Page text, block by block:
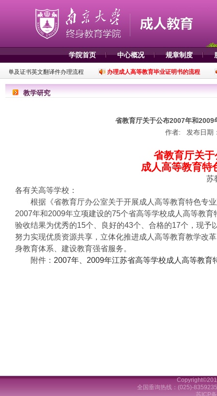
学院首页 中心概况 规章制度
单及证书英文翻译件办理流程 办理成人高等教育毕业证明书的流程
教学研究
省教育厅关于公布2007年和
作者: 发布日期
省教育厅关
成人高等教育特
苏
各有关高等学校：
根据《省教育厅办公室关于开展成人高等教育特色专业
2007年和2009年立项建设的75个省高等学校成人高等教
验收结果为优秀的15个、良好的43个、合格的17个，现
努力实现优质资源共享，立体化推进成人高等教育教学改
身教育体系、建设教育强省服务。
附件： 2007年、2009年江苏省高等学校成人高等教育
全国垂询热线：(025)-
苏ICP